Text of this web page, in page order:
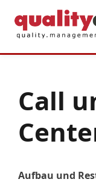
Inhalt
springen
Call
Aufbau und